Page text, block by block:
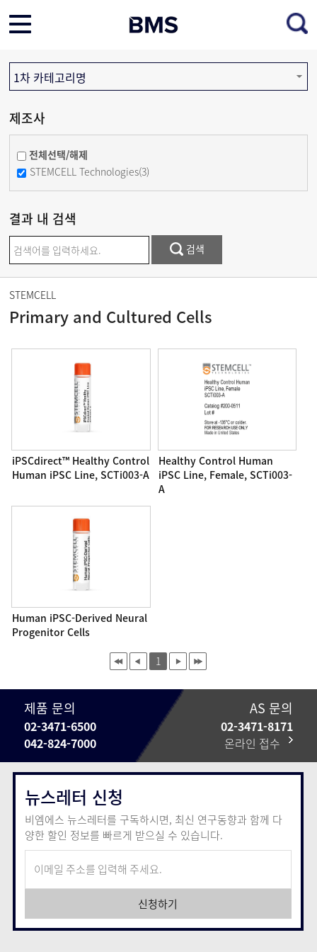
1차 카테고리명
제조사
전체선택/해제
STEMCELL Technologies(3)
결과 내 검색
검색
STEMCELL
Primary and Cultured Cells
iPSCdirect™ Healthy Control
Human iPSC Line, SCTi003-A
Healthy Control Human
iPSC Line, Female, SCTi003-
A
Human iPSC-Derived Neural
Progenitor Cells
1
제품 문의
02-3471-6500
042-824-7000
AS 문의
02-3471-8171
온라인 접수
뉴스레터 신청
비엠에스 뉴스레터를 구독하시면, 최신 연구동향과 함께 다
양한 할인 정보를 빠르게 받으실 수 있습니다.
신청하기